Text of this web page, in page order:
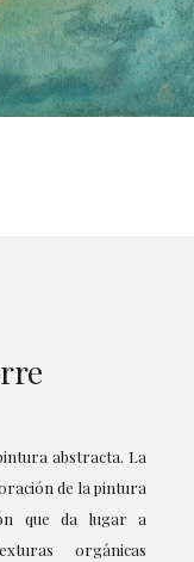
abstracta. La
de la pintura
que da lugar a
orgánicas